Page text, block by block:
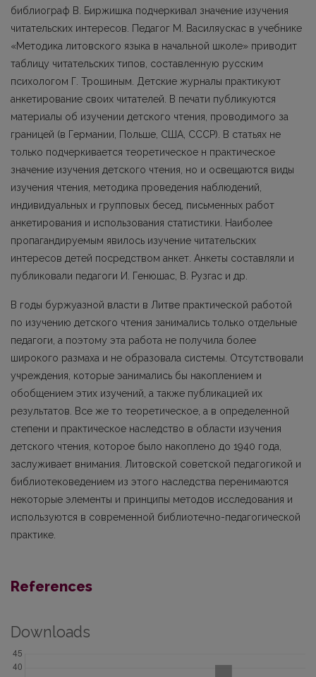
библиограф В. Биржишка подчеркивал значение изучения
читательских интересов. Педагог М. Василяускас в учебнике
«Методика литовского языка в начальной школе» приводит
таблицу читательских типов, составленную русским
психологом Г. Трошиным. Детские журналы практикуют
анкетирование своих читателей. В печати публикуются
материалы об изучении детского чтения, проводимого за
границей (в Германии, Польше, США, СССР). В статьях не
только подчеркивается теоретическое н практическое
значение изучения детского чтения, но и освещаются виды
изучения чтения, методика проведения наблюдений,
индивидуальных и групповых бесед, письменных работ
анкетирования и использования статистики. Наиболее
пропагандируемым явилось изучение читательских
интересов детей посредством анкет. Анкеты составляли и
публиковали педагоги И. Генюшас, В. Рузгас и др.
В годы буржуазной власти в Литве практической работой
по изучению детского чтения занимались только отдельные
педагоги, а поэтому эта работа не получила более
широкого размаха и не образовала системы. Отсутствовали
учреждения, которые эанимались бы накоплением и
обобщением этих изучений, а также публикацией их
результатов. Все же то теоретическое, а в определенной
степени и практическое наследство в области изучения
детского чтения, которoе было накоплено до 1940 года,
заслуживает внимания. Литовской советской педагогикой и
библиотековедением из этого наследства перенимаются
некоторые элементы и принципы методов исследования и
используются в современной библиотечно-педагогической
практике.
References
Downloads